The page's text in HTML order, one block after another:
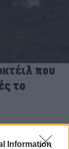
Information
που
το